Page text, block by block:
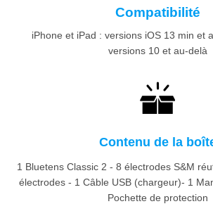
Contenu de la
1 Bluetens Classic 2 - 8 électrodes S&M
électrodes - 1 Câble USB (chargeur)- 1
Pochette de protection
Compatibilité
iPhone et iPad : versions iOS 13 min et
versions 10 et au-delà